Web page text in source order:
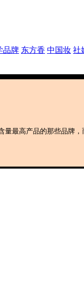
品牌 东方香 中国妆 社
最高产品的那些品牌